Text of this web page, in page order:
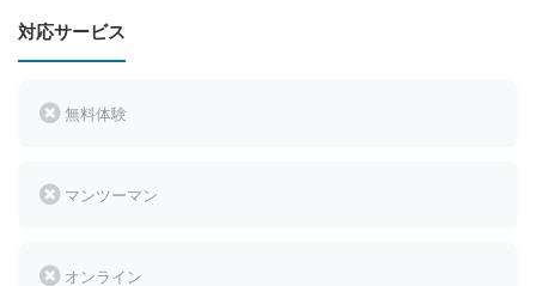
対応サービス
無料体験
マンツーマン
オンライン